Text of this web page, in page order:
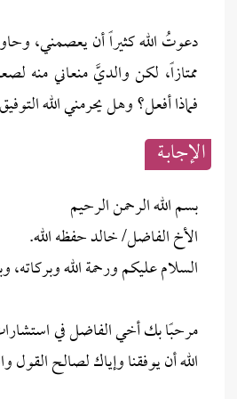
دعوتُ الله كثيراً أن يعصمني،
ممتازاً، لكن والديَّ منعاني منه
فماذا أفعل؟ وهل يحرمني الله
الإجابــة
بسم الله الرحمن الرحيم
الأخ الفاضل/ خالد حفظه الله.
السلام عليكم ورحمة الله وبركاته،
مرحبًا بك أخي الفاضل في
الله أن يوفقنا وإياك لصالح القول